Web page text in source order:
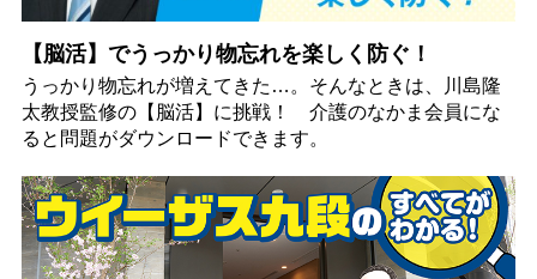
【脳活】でうっかり物忘れを楽しく防ぐ！
うっかり物忘れが増えてきた…。そんなときは、川島隆
太教授監修の【脳活】に挑戦！ 介護のなかま会員にな
ると問題がダウンロードできます。